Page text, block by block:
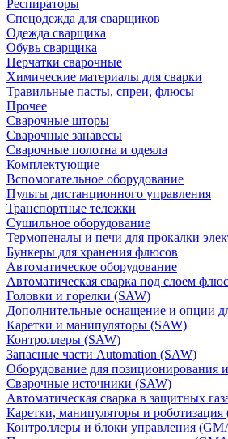
Респираторы
Спецодежда для сварщиков
Одежда сварщика
Обувь сварщика
Перчатки сварочные
Химические материалы для сварки
Травильные пасты, спреи, флюсы
Прочее
Сварочные шторы
Сварочные занавесы
Сварочные полотна и одеяла
Комплектующие
Вспомогательное оборудование
Пульты дистанционного управления
Транспортные тележки
Сушильное оборудование
Термопеналы и печи для прокалки
Бункеры для хранения флюсов
Автоматическое оборудование
Автоматическая сварка под слоем
Головки и горелки (SAW)
Дополнительные оснащение и опции
Каретки и манипуляторы (SAW)
Контроллеры (SAW)
Запасные части Automation (SAW)
Оборудование для позиционирования
Сварочные источники (SAW)
Автоматическая сварка в защитных
Каретки, манипуляторы и
Контроллеры и блоки управления